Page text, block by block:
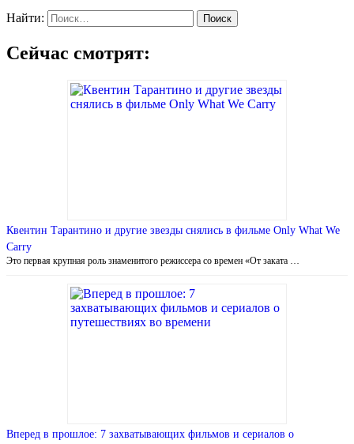
Найти:
Сейчас смотрят:
Квентин Тарантино и другие звезды снялись в фильме Only What We
Carry
Это первая крупная роль знаменитого режиссера со времен «От заката …
Вперед в прошлое: 7 захватывающих фильмов и сериалов о